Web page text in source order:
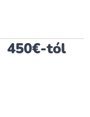
450€-tól